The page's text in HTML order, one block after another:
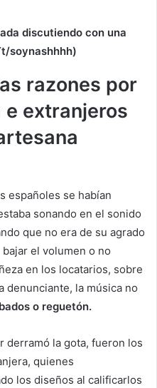
discutiendo con una
soynashhhh)
razones por
e extranjeros
españoles se habían
sonando en el sonido
que no era de su agrado
el volumen o no
en los locatarios, sobre
denunciante, la música no
o reguetón.
derramó la gota, fueron los
quienes
los diseños al calificarlos